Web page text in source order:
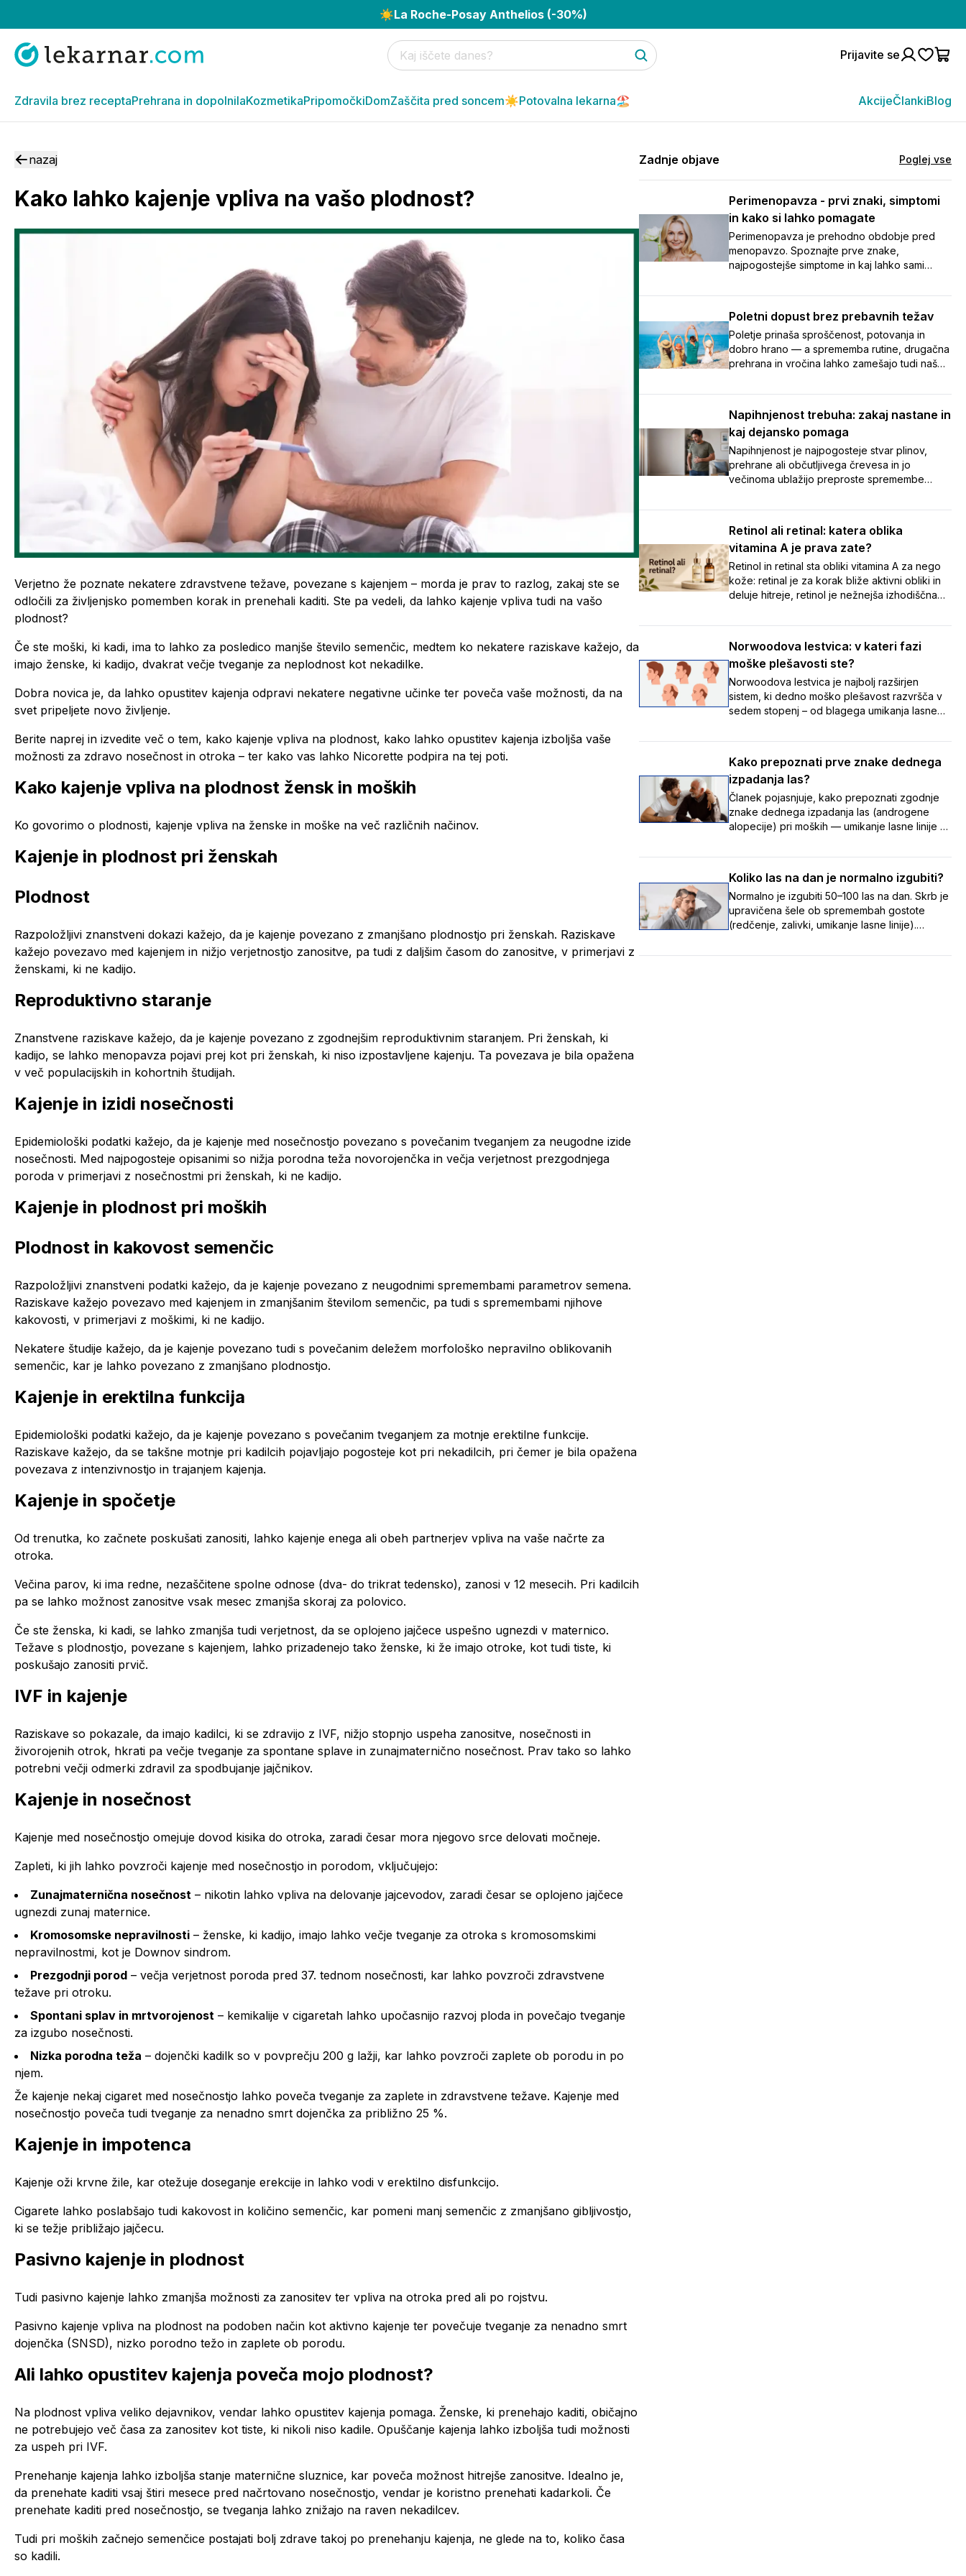
☀️La Roche-Posay Anthelios (-30%)
Prijavite se
Zdravila brez receptaPrehrana in dopolnilaKozmetikaPripomočkiDomZaščita pred soncem☀️Potovalna lekarna🏖️ AkcijeČlankiBlog
nazaj
Kako lahko kajenje vpliva na vašo plodnost?
Verjetno že poznate nekatere zdravstvene težave, povezane s kajenjem – morda je prav to razlog, zakaj ste se
odločili za življenjsko pomemben korak in prenehali kaditi. Ste pa vedeli, da lahko kajenje vpliva tudi na vašo
plodnost?
Če ste moški, ki kadi, ima to lahko za posledico manjše število semenčic, medtem ko nekatere raziskave kažejo, da
imajo ženske, ki kadijo, dvakrat večje tveganje za neplodnost kot nekadilke.
Dobra novica je, da lahko opustitev kajenja odpravi nekatere negativne učinke ter poveča vaše možnosti, da na
svet pripeljete novo življenje.
Berite naprej in izvedite več o tem, kako kajenje vpliva na plodnost, kako lahko opustitev kajenja izboljša vaše
možnosti za zdravo nosečnost in otroka – ter kako vas lahko Nicorette podpira na tej poti.
Kako kajenje vpliva na plodnost žensk in moških
Ko govorimo o plodnosti, kajenje vpliva na ženske in moške na več različnih načinov.
Kajenje in plodnost pri ženskah
Plodnost
Razpoložljivi znanstveni dokazi kažejo, da je kajenje povezano z zmanjšano plodnostjo pri ženskah. Raziskave
kažejo povezavo med kajenjem in nižjo verjetnostjo zanositve, pa tudi z daljšim časom do zanositve, v primerjavi z
ženskami, ki ne kadijo.
Reproduktivno staranje
Znanstvene raziskave kažejo, da je kajenje povezano z zgodnejšim reproduktivnim staranjem. Pri ženskah, ki
kadijo, se lahko menopavza pojavi prej kot pri ženskah, ki niso izpostavljene kajenju. Ta povezava je bila opažena
v več populacijskih in kohortnih študijah.
Kajenje in izidi nosečnosti
Epidemiološki podatki kažejo, da je kajenje med nosečnostjo povezano s povečanim tveganjem za neugodne izide
nosečnosti. Med najpogosteje opisanimi so nižja porodna teža novorojenčka in večja verjetnost prezgodnjega
poroda v primerjavi z nosečnostmi pri ženskah, ki ne kadijo.
Kajenje in plodnost pri moških
Plodnost in kakovost semenčic
Razpoložljivi znanstveni podatki kažejo, da je kajenje povezano z neugodnimi spremembami parametrov semena.
Raziskave kažejo povezavo med kajenjem in zmanjšanim številom semenčic, pa tudi s spremembami njihove
kakovosti, v primerjavi z moškimi, ki ne kadijo.
Nekatere študije kažejo, da je kajenje povezano tudi s povečanim deležem morfološko nepravilno oblikovanih
semenčic, kar je lahko povezano z zmanjšano plodnostjo.
Kajenje in erektilna funkcija
Epidemiološki podatki kažejo, da je kajenje povezano s povečanim tveganjem za motnje erektilne funkcije.
Raziskave kažejo, da se takšne motnje pri kadilcih pojavljajo pogosteje kot pri nekadilcih, pri čemer je bila opažena
povezava z intenzivnostjo in trajanjem kajenja.
Kajenje in spočetje
Od trenutka, ko začnete poskušati zanositi, lahko kajenje enega ali obeh partnerjev vpliva na vaše načrte za
otroka.
Večina parov, ki ima redne, nezaščitene spolne odnose (dva- do trikrat tedensko), zanosi v 12 mesecih. Pri kadilcih
pa se lahko možnost zanositve vsak mesec zmanjša skoraj za polovico.
Če ste ženska, ki kadi, se lahko zmanjša tudi verjetnost, da se oplojeno jajčece uspešno ugnezdi v maternico.
Težave s plodnostjo, povezane s kajenjem, lahko prizadenejo tako ženske, ki že imajo otroke, kot tudi tiste, ki
poskušajo zanositi prvič.
IVF in kajenje
Raziskave so pokazale, da imajo kadilci, ki se zdravijo z IVF, nižjo stopnjo uspeha zanositve, nosečnosti in
živorojenih otrok, hkrati pa večje tveganje za spontane splave in zunajmaternično nosečnost. Prav tako so lahko
potrebni večji odmerki zdravil za spodbujanje jajčnikov.
Kajenje in nosečnost
Kajenje med nosečnostjo omejuje dovod kisika do otroka, zaradi česar mora njegovo srce delovati močneje.
Zapleti, ki jih lahko povzroči kajenje med nosečnostjo in porodom, vključujejo:
Zunajmaternična nosečnost – nikotin lahko vpliva na delovanje jajcevodov, zaradi česar se oplojeno jajčece
ugnezdi zunaj maternice.
Kromosomske nepravilnosti – ženske, ki kadijo, imajo lahko večje tveganje za otroka s kromosomskimi
nepravilnostmi, kot je Downov sindrom.
Prezgodnji porod – večja verjetnost poroda pred 37. tednom nosečnosti, kar lahko povzroči zdravstvene
težave pri otroku.
Spontani splav in mrtvorojenost – kemikalije v cigaretah lahko upočasnijo razvoj ploda in povečajo tveganje
za izgubo nosečnosti.
Nizka porodna teža – dojenčki kadilk so v povprečju 200 g lažji, kar lahko povzroči zaplete ob porodu in po
njem.
Že kajenje nekaj cigaret med nosečnostjo lahko poveča tveganje za zaplete in zdravstvene težave. Kajenje med
nosečnostjo poveča tudi tveganje za nenadno smrt dojenčka za približno 25 %.
Kajenje in impotenca
Kajenje oži krvne žile, kar otežuje doseganje erekcije in lahko vodi v erektilno disfunkcijo.
Cigarete lahko poslabšajo tudi kakovost in količino semenčic, kar pomeni manj semenčic z zmanjšano gibljivostjo,
ki se težje približajo jajčecu.
Pasivno kajenje in plodnost
Tudi pasivno kajenje lahko zmanjša možnosti za zanositev ter vpliva na otroka pred ali po rojstvu.
Pasivno kajenje vpliva na plodnost na podoben način kot aktivno kajenje ter povečuje tveganje za nenadno smrt
dojenčka (SNSD), nizko porodno težo in zaplete ob porodu.
Ali lahko opustitev kajenja poveča mojo plodnost?
Na plodnost vpliva veliko dejavnikov, vendar lahko opustitev kajenja pomaga. Ženske, ki prenehajo kaditi, običajno
ne potrebujejo več časa za zanositev kot tiste, ki nikoli niso kadile. Opuščanje kajenja lahko izboljša tudi možnosti
za uspeh pri IVF.
Prenehanje kajenja lahko izboljša stanje maternične sluznice, kar poveča možnost hitrejše zanositve. Idealno je,
da prenehate kaditi vsaj štiri mesece pred načrtovano nosečnostjo, vendar je koristno prenehati kadarkoli. Če
prenehate kaditi pred nosečnostjo, se tveganja lahko znižajo na raven nekadilcev.
Tudi pri moških začnejo semenčice postajati bolj zdrave takoj po prenehanju kajenja, ne glede na to, koliko časa
so kadili.
Zadnje objave Poglej vse
Perimenopavza - prvi znaki, simptomi
in kako si lahko pomagate
Perimenopavza je prehodno obdobje pred
menopavzo. Spoznajte prve znake,
najpogostejše simptome in kaj lahko sami
Poletni dopust brez prebavnih težav
Poletje prinaša sproščenost, potovanja in
dobro hrano — a sprememba rutine, drugačna
prehrana in vročina lahko zamešajo tudi našo
driska so med dopustom pogosti nezaželeni
preprostih nasvetov, s katerimi boste tudi na
poti poskrbeli za urejeno prebavo in
brezskrben oddih. 🌞
Napihnjenost trebuha: zakaj nastane in
kaj dejansko pomaga
Napihnjenost je najpogosteje stvar plinov,
prehrane ali občutljivega črevesa in jo
večinoma ublažijo preproste spremembe
varneje čim prej k zdravniku kot
Retinol ali retinal: katera oblika
vitamina A je prava zate?
Retinol in retinal sta obliki vitamina A za nego
kože: retinal je za korak bliže aktivni obliki in
deluje hitreje, retinol je nežnejša izhodiščna
kožo.
Norwoodova lestvica: v kateri fazi
moške plešavosti ste?
Norwoodova lestvica je najbolj razširjen
sistem, ki dedno moško plešavost razvršča v
sedem stopenj – od blagega umikanja lasne
pomaga prepoznati, v kateri fazi izpadanja las
skozi čas.
Kako prepoznati prve znake dednega
izpadanja las?
Članek pojasnjuje, kako prepoznati zgodnje
znake dednega izpadanja las (androgene
alopecije) pri moških — umikanje lasne linije z
tanjšanje in izgubo volumna las — in poudarja,
opaziti zgodaj, saj je zdravljenje uspešnejše,
dokler so lasni mešički še aktivni.
Koliko las na dan je normalno izgubiti?
Normalno je izgubiti 50–100 las na dan. Skrb je
upravičena šele ob spremembah gostote
(redčenje, zalivki, umikanje lasne linije).
zdravila, dednost. Ob opaznih spremembah se